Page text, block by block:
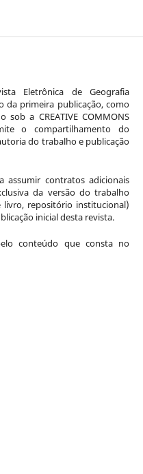
Eletrônica de Geografia
da primeira publicação, como
a CREATIVE COMMONS
o compartilhamento do
do trabalho e publicação
assumir contratos adicionais
da versão do trabalho
repositório institucional)
inicial desta revista.
conteúdo que consta no